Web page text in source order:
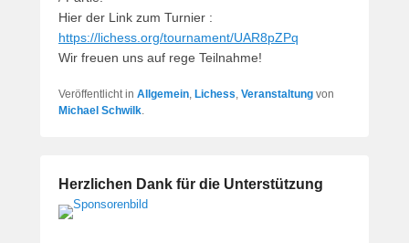
Hier der Link zum Turnier :
https://lichess.org/tournament/UAR8pZPq
Wir freuen uns auf rege Teilnahme!
Veröffentlicht in Allgemein, Lichess, Veranstaltung von
Michael Schwilk.
Herzlichen Dank für die Unterstützung